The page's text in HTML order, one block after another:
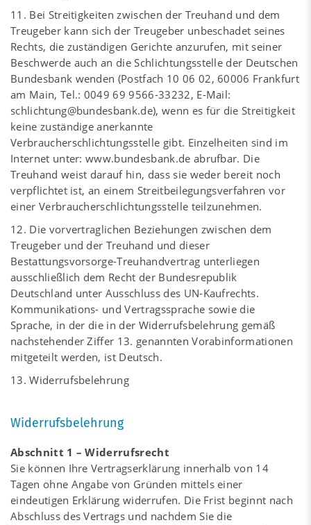
11. Bei Streitigkeiten zwischen der Treuhand und dem
Treugeber kann sich der Treugeber unbeschadet seines
Rechts, die zuständigen Gerichte anzurufen, mit seiner
Beschwerde auch an die Schlichtungsstelle der Deutschen
Bundesbank wenden (Postfach 10 06 02, 60006 Frankfurt
am Main, Tel.: 0049 69 9566-33232, E-Mail:
schlichtung@bundesbank.de), wenn es für die Streitigkeit
keine zuständige anerkannte
Verbraucherschlichtungsstelle gibt. Einzelheiten sind im
Internet unter: www.bundesbank.de abrufbar. Die
Treuhand weist darauf hin, dass sie weder bereit noch
verpflichtet ist, an einem Streitbeilegungsverfahren vor
einer Verbraucherschlichtungsstelle teilzunehmen.
12. Die vorvertraglichen Beziehungen zwischen dem
Treugeber und der Treuhand und dieser
Bestattungsvorsorge-Treuhandvertrag unterliegen
ausschließlich dem Recht der Bundesrepublik
Deutschland unter Ausschluss des UN-Kaufrechts.
Kommunikations- und Vertragssprache sowie die
Sprache, in der die in der Widerrufsbelehrung gemäß
nachstehender Ziffer 13. genannten Vorabinformationen
mitgeteilt werden, ist Deutsch.
13. Widerrufsbelehrung
Widerrufsbelehrung
Abschnitt 1 – Widerrufsrecht
Sie können Ihre Vertragserklärung innerhalb von 14
Tagen ohne Angabe von Gründen mittels einer
eindeutigen Erklärung widerrufen. Die Frist beginnt nach
Abschluss des Vertrags und nachdem Sie die